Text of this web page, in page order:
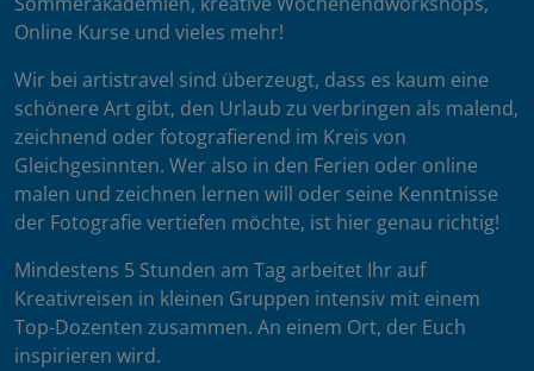
Online Kurse und vieles mehr!
Wir bei artistravel sind überzeugt, dass es kaum eine
schönere Art gibt, den Urlaub zu verbringen als malend,
zeichnend oder fotografierend im Kreis von
Gleichgesinnten. Wer also in den Ferien oder online
malen und zeichnen lernen will oder seine Kenntnisse
der Fotografie vertiefen möchte, ist hier genau richtig!
Mindestens 5 Stunden am Tag arbeitet Ihr auf
Kreativreisen in kleinen Gruppen intensiv mit einem
Top-Dozenten zusammen. An einem Ort, der Euch
inspirieren wird.